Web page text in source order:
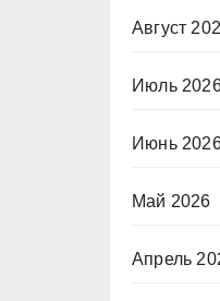
Август
Июль
Июнь
Май 2026
Апрель